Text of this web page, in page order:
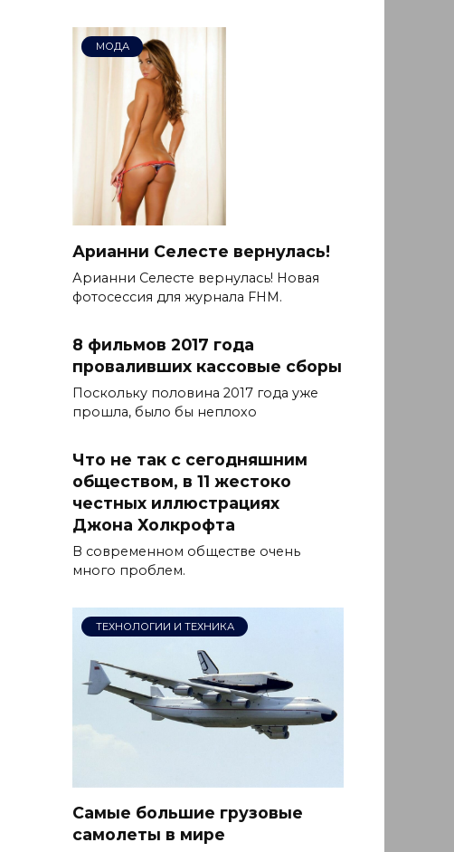
МОДА
Арианни Селесте вернулась!
Арианни Селесте вернулась! Новая
фотосессия для журнала FHM.
8 фильмов 2017 года
проваливших кассовые сборы
Поскольку половина 2017 года уже
прошла, было бы неплохо
Что не так с сегодняшним
обществом, в 11 жестоко
честных иллюстрациях
Джона Холкрофта
В современном обществе очень
много проблем.
ТЕХНОЛОГИИ И ТЕХНИКА
Самые большие грузовые
самолеты в мире